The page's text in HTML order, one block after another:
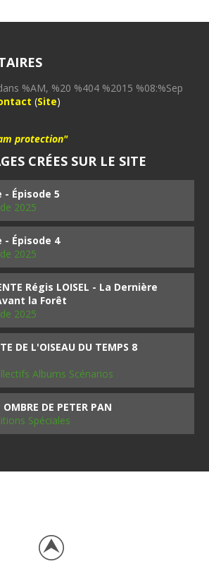
%AM, %20 %404 %2015 %08:%Sep
(Site)
protection"
CRÉES SUR LE SITE
Épisode 5
2025
- Épisode 4
2025
Régis LOISEL - La Dernière
la Forêt
2025
DE L'OISEAU DU TEMPS 8
Albums Scénarios
DE PETER PAN
Spéciales